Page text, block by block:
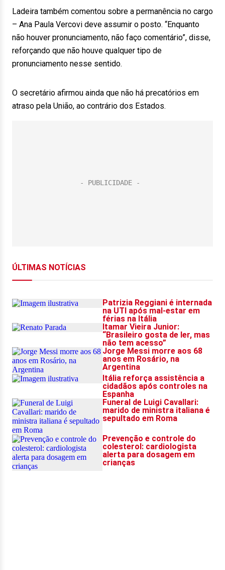
Ladeira também comentou sobre a permanência no cargo
– Ana Paula Vercovi deve assumir o posto. “Enquanto
não houver pronunciamento, não faço comentário”, disse,
reforçando que não houve qualquer tipo de
pronunciamento nesse sentido.
O secretário afirmou ainda que não há precatórios em
atraso pela União, ao contrário dos Estados.